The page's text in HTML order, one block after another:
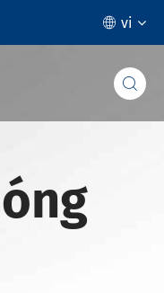
 vi
